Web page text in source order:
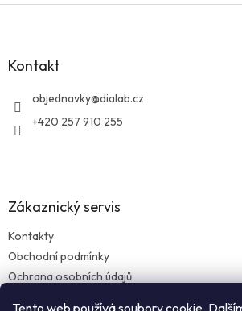
Tento web používá soubory cookie.
Z
Kontakt
objednavky@dialab.cz
+420 257 910 255
Zákaznický servis
Kontakty
Obchodní podmínky
Ochrana osobních údajů